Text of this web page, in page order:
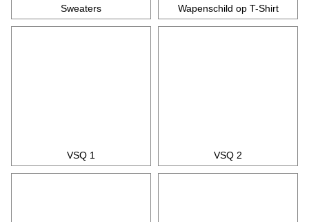
Sweaters Wapenschild op T-Shirt
VSQ 1 VSQ 2